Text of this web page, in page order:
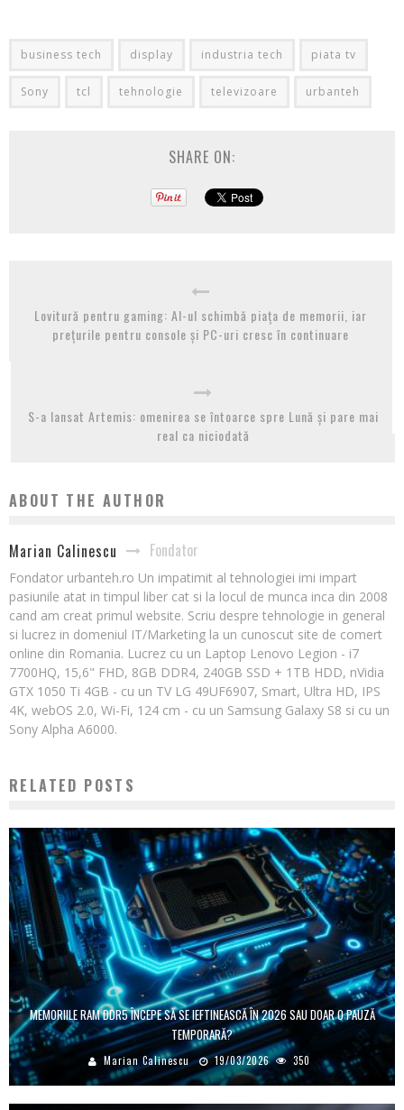
business tech display industria tech piata tv
Sony tcl tehnologie televizoare urbanteh
SHARE ON:
Lovitură pentru gaming: AI-ul schimbă piața de memorii, iar
prețurile pentru console și PC-uri cresc în continuare
S-a lansat Artemis: omenirea se întoarce spre Lună și pare mai
real ca niciodată
ABOUT THE AUTHOR
Marian Calinescu Fondator
Fondator urbanteh.ro Un impatimit al tehnologiei imi impart
pasiunile atat in timpul liber cat si la locul de munca inca din 2008
cand am creat primul website. Scriu despre tehnologie in general
si lucrez in domeniul IT/Marketing la un cunoscut site de comert
online din Romania. Lucrez cu un Laptop Lenovo Legion - i7
7700HQ, 15,6" FHD, 8GB DDR4, 240GB SSD + 1TB HDD, nVidia
GTX 1050 Ti 4GB - cu un TV LG 49UF6907, Smart, Ultra HD, IPS
4K, webOS 2.0, Wi-Fi, 124 cm - cu un Samsung Galaxy S8 si cu un
Sony Alpha A6000.
RELATED POSTS
MEMORIILE RAM DDR5 ÎNCEPE SĂ SE IEFTINEASCĂ ÎN 2026 SAU DOAR O PAUZĂ
TEMPORARĂ?
Marian Calinescu 19/03/2026 350